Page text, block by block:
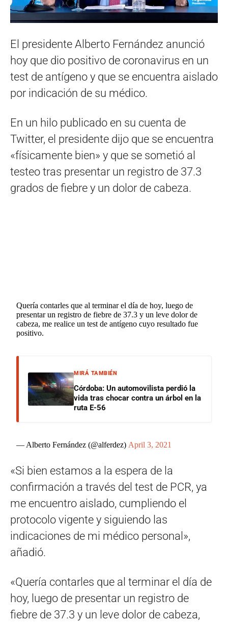
El presidente Alberto Fernández anunció
hoy que dio positivo de coronavirus en un
test de antígeno y que se encuentra aislado
por indicación de su médico.
En un hilo publicado en su cuenta de
Twitter, el presidente dijo que se encuentra
«físicamente bien» y que se sometió al
testeo tras presentar un registro de 37.3
grados de fiebre y un dolor de cabeza.
Quería contarles que al terminar el día de hoy, luego de
presentar un registro de fiebre de 37.3 y un leve dolor de
cabeza, me realice un test de antígeno cuyo resultado fue
positivo.
MIRÁ TAMBIÉN
Córdoba: Un automovilista perdió la
vida tras chocar contra un árbol en la
ruta E-56
— Alberto Fernández (@alferdez) April 3, 2021
«Si bien estamos a la espera de la
confirmación a través del test de PCR, ya
me encuentro aislado, cumpliendo el
protocolo vigente y siguiendo las
indicaciones de mi médico personal»,
añadió.
«Quería contarles que al terminar el día de
hoy, luego de presentar un registro de
fiebre de 37.3 y un leve dolor de cabeza,